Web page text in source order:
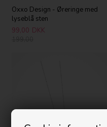
Oxxo Design - Øreringe med
lyseblå sten
99,00 DKK